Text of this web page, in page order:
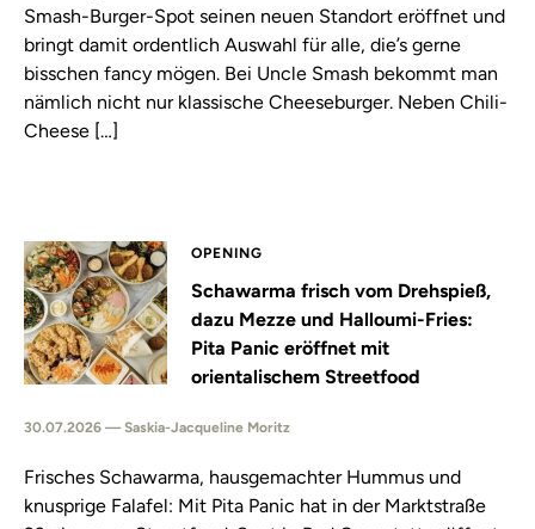
Smash-Burger-Spot seinen neuen Standort eröffnet und
bringt damit ordentlich Auswahl für alle, die’s gerne
bisschen fancy mögen. Bei Uncle Smash bekommt man
nämlich nicht nur klassische Cheeseburger. Neben Chili-
Cheese […]
OPENING
Schawarma frisch vom Drehspieß,
dazu Mezze und Halloumi-Fries:
Pita Panic eröffnet mit
orientalischem Streetfood
30.07.2026 — Saskia-Jacqueline Moritz
Frisches Schawarma, hausgemachter Hummus und
knusprige Falafel: Mit Pita Panic hat in der Marktstraße